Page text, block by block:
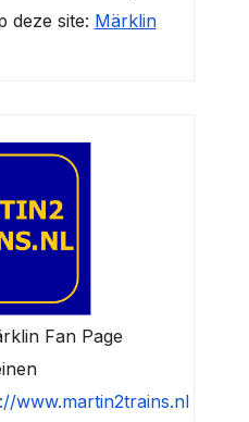
deze site: Märklin
Fan Page
www.martin2trains.nl